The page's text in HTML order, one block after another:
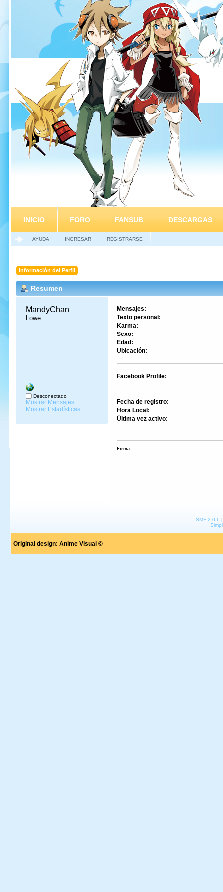
INICIO FORO FANSUB DESCARGAS
AYUDA INGRESAR REGISTRARSE
Información del Perfil
Resumen
MandyChan
Lowe
Desconectado
Mostrar Mensajes
Mostrar Estadísticas
Mensajes:
Texto personal:
Karma:
Sexo:
Edad:
Ubicación:
Facebook Profile:
Fecha de registro:
Hora Local:
Última vez activo:
Firma:
SMF 2.0.6
Original design: Anime Visual ©